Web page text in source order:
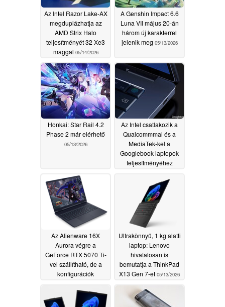
Az Intel Razor Lake-AX
megduplázhatja az
AMD Strix Halo
teljesítményét 32 Xe3
maggal 05/14/2026
A Genshin Impact 6.6
Luna VII május 20-án
három új karakterrel
jelenik meg 05/13/2026
Honkai: Star Rail 4.2
Phase 2 már elérhető
05/13/2026
Az Intel csatlakozik a
Qualcommmal és a
MediaTek-kel a
Googlebook laptopok
teljesítményéhez
Az Alienware 16X
Aurora végre a
GeForce RTX 5070 Ti-
vel szállítható, de a
konfigurációk
05/13/2026
Ultrakönnyű, 1 kg alatti
laptop: Lenovo
hivatalosan is
bemutatja a ThinkPad
X13 Gen 7-et 05/13/2026